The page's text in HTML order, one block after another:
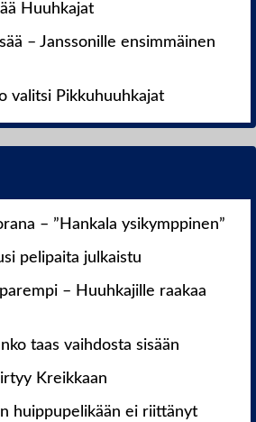
Huuhkajat
– Janssonille ensimmäinen
valitsi Pikkuhuuhkajat
– ”Hankala ysikymppinen”
pelipaita julkaistu
– Huuhkajille raakaa
taas vaihdosta sisään
Kreikkaan
huippupelikään ei riittänyt